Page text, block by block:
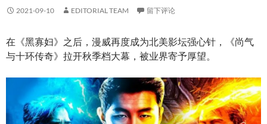
2021-09-10 EDITORIAL TEAM 留下评论
在《黑寡妇》之后，漫威再度成为北美影坛强心针，《尚气
与十环传奇》拉开秋季档大幕，被业界寄予厚望。